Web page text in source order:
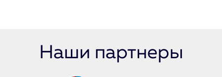
Наши партнеры